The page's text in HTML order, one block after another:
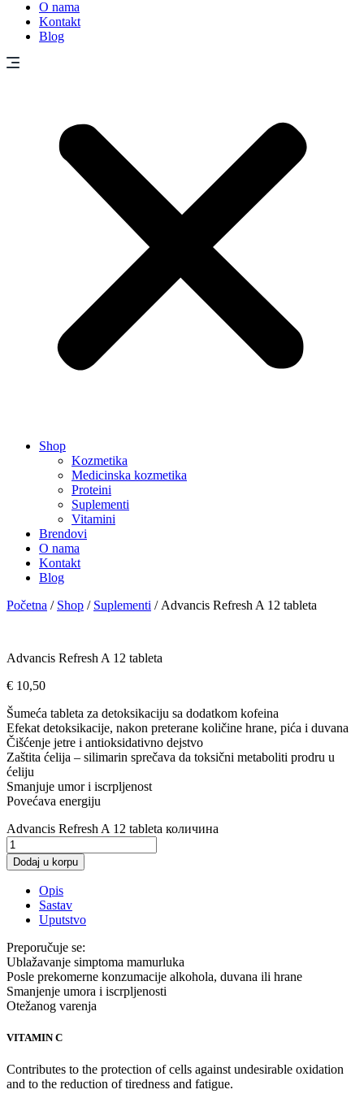
O nama
Kontakt
Blog
Shop
Kozmetika
Medicinska kozmetika
Proteini
Suplementi
Vitamini
Brendovi
O nama
Kontakt
Blog
Početna / Shop / Suplementi / Advancis Refresh A 12 tableta
Advancis Refresh A 12 tableta
€ 10,50
Šumeća tableta za detoksikaciju sa dodatkom kofeina
Efekat detoksikacije, nakon preterane količine hrane, pića i duvana
Čišćenje jetre i antioksidativno dejstvo
Zaštita ćelija – silimarin sprečava da toksični metaboliti prodru u
ćeliju
Smanjuje umor i iscrpljenost
Povećava energiju
Advancis Refresh A 12 tableta количина
Dodaj u korpu
Opis
Sastav
Uputstvo
Preporučuje se:
Ublažavanje simptoma mamurluka
Posle prekomerne konzumacije alkohola, duvana ili hrane
Smanjenje umora i iscrpljenosti
Otežanog varenja
VITAMIN C
Contributes to the protection of cells against undesirable oxidation
and to the reduction of tiredness and fatigue.